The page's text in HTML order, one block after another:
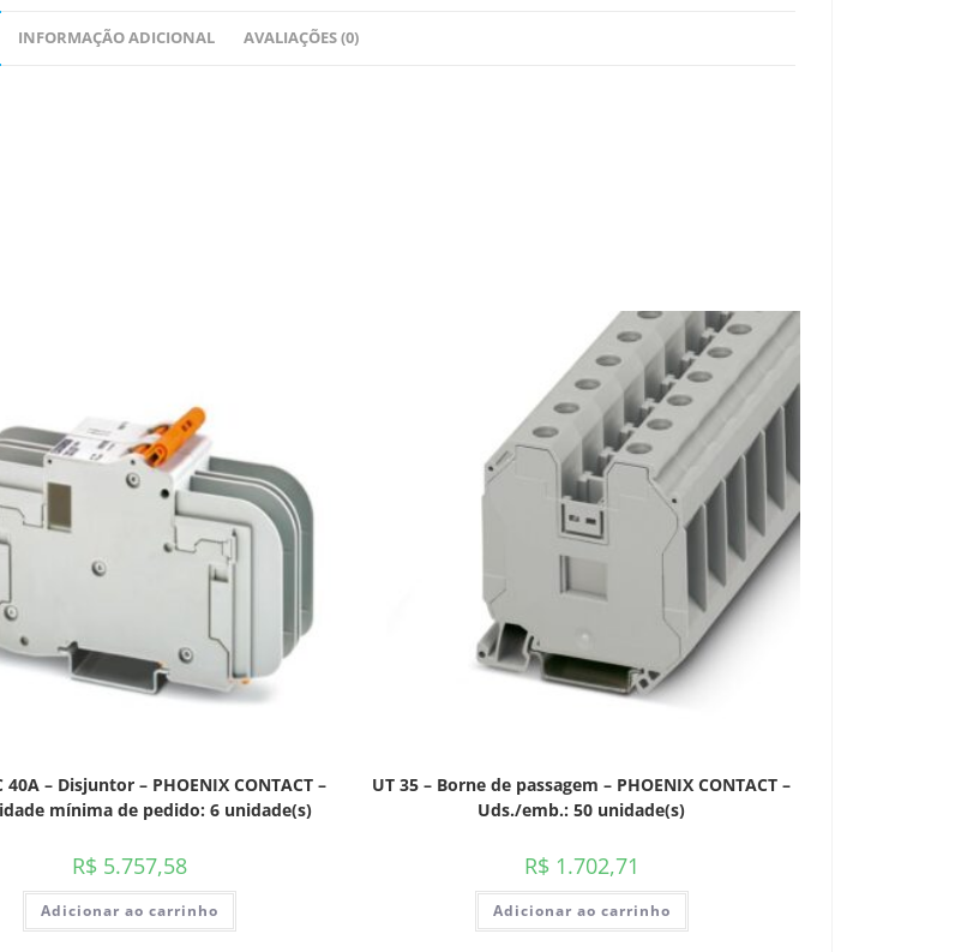
INFORMAÇÃO ADICIONAL AVALIAÇÕES (0)
40A – Disjuntor – PHOENIX CONTACT –
mínima de pedido: 6 unidade(s)
R$ 5.757,58
Adicionar ao carrinho
UT 35 – Borne de passagem – PHOENIX CONTACT –
Uds./emb.: 50 unidade(s)
R$ 1.702,71
Adicionar ao carrinho